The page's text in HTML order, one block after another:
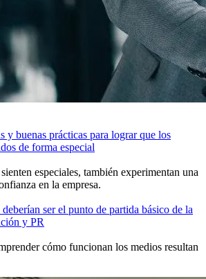
y buenas prácticas para lograr que los
de forma especial
especiales, también experimentan una
en la empresa.
ser el punto de partida básico de la
y PR
cómo funcionan los medios resultan